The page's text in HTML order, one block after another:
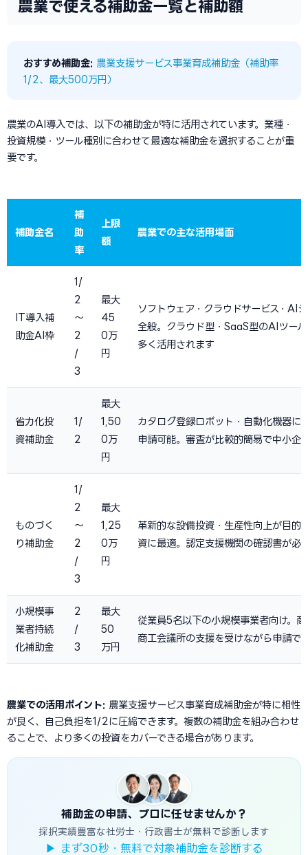
農業で使える補助金一覧と補助額
おすすめ補助金: 農業支援サービス事業育成補助金（補助率
1/2、最大500万円）
農業のAI導入では、以下の補助金が特に活用されています。業種・
投資規模・ツール種別に合わせて最適な補助金を選択することが重
要です。
補助金名
補
助
率
上限
額
農業での主な活用場面
IT導入補
助金AI枠
1/
2
〜
2
/
3
最大
45
0万
円
ソフトウェア・クラウドサービス・AI
全般。クラウド型・SaaS型のAIツー
多く活用されます
省力化投
資補助金
1/
2
最大
1,50
0万
円
カタログ登録ロボット・自動化機器に
申請可能。審査が比較的簡易で中小企
ものづく
り補助金
1/
2
〜
2
/
3
最大
1,25
0万
円
革新的な設備投資・生産性向上が目的
資に最適。認定支援機関の確認書が必
小規模事
業者持続
化補助金
2
/
3
最大
50
万円
従業員5名以下の小規模事業者向け。
商工会議所の支援を受けながら申請で
農業での活用ポイント: 農業支援サービス事業育成補助金が特に相性
が良く、自己負担を1/2に圧縮できます。複数の補助金を組み合わせ
ることで、より多くの投資をカバーできる場合があります。
補助金の申請、プロに任せませんか？
採択実績豊富な社労士・行政書士が無料で診断します
▶ まず30秒・無料で対象補助金を診断する